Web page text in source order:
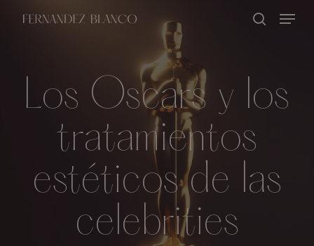
content
Menu
Los Oscars y los
tratamientos
estéticos de las
celebrities